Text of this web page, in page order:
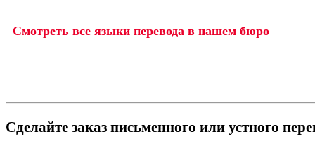
Смотреть все языки перевода в нашем бюро
Сделайте заказ письменного или устного